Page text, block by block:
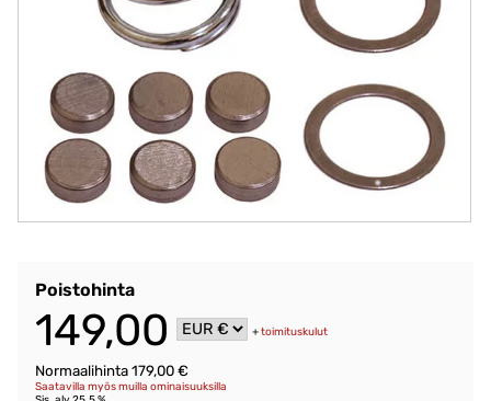
Poistohinta
149,00 +toimituskulut
Normaalihinta 179,00 €
Saatavilla myös muilla ominaisuuksilla